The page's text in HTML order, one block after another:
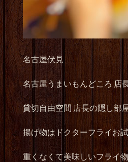
名古屋伏見
名古屋うまいもんどころ 店
貸切自由空間 店長の隠し部
揚げ物はドクターフライお
重くなくて美味しいフライ